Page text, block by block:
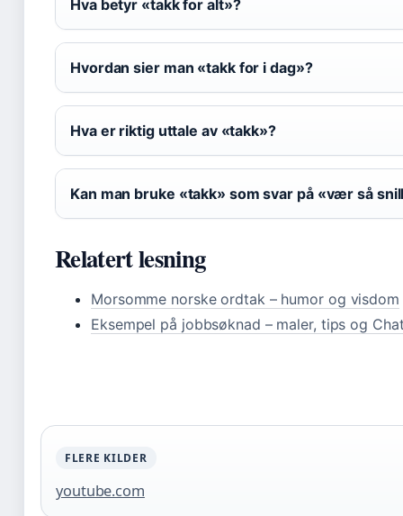
Hva betyr «takk for alt»?
Hvordan sier man «takk for i dag»?
Hva er riktig uttale av «takk»?
Kan man bruke «takk» som svar på «vær så
Relatert lesning
Morsomme norske ordtak – humor og visdom
Eksempel på jobbsøknad – maler, tips og
FLERE KILDER
youtube.com